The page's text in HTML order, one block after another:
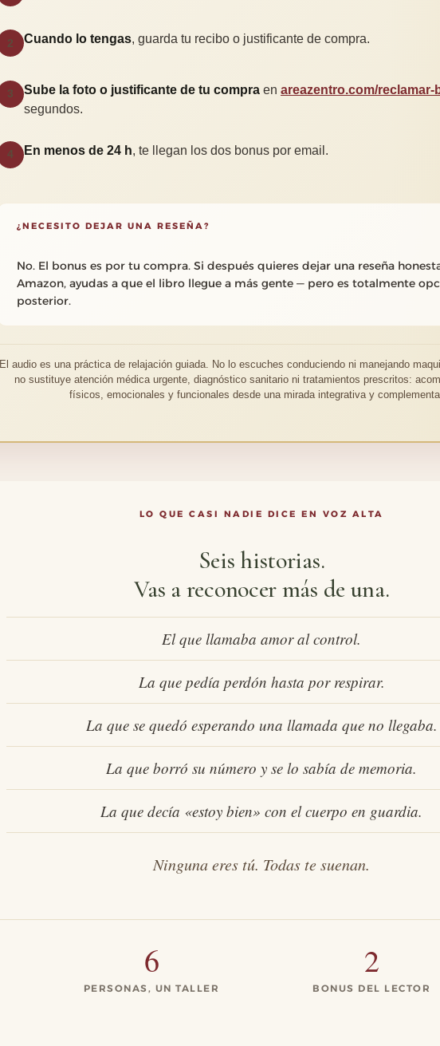
2 Cuando lo tengas, guarda tu recibo o justificante de compra.
3 Sube la foto o justificante de tu compra en areazentro.com/reclamar-
segundos.
4 En menos de 24 h, te llegan los dos bonus por email.
¿NECESITO DEJAR UNA RESEÑA?
No. El bonus es por tu compra. Si después quieres dejar una reseña
Amazon, ayudas a que el libro llegue a más gente — pero es totalmente
posterior.
El audio es una práctica de relajación guiada. No lo escuches conduciendo ni manejando
no sustituye atención médica urgente, diagnóstico sanitario ni tratamientos prescritos:
físicos, emocionales y funcionales desde una mirada integrativa y
LO QUE CASI NADIE DICE EN VOZ ALTA
Seis historias.
Vas a reconocer más de una.
El que llamaba amor al control.
La que pedía perdón hasta por respirar.
La que se quedó esperando una llamada que no llegaba.
La que borró su número y se lo sabía de memoria.
La que decía «estoy bien» con el cuerpo en guardia.
Ninguna eres tú. Todas te suenan.
6
PERSONAS, UN TALLER
2
BONUS DEL LECTOR